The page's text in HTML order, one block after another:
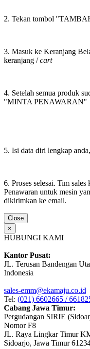
2. Tekan tombol
3. Masuk ke Keranjang
keranjang /cart
4. Setelah semua produk
"MINTA PENAWARAN"
5. Isi data diri lengkap
6. Proses selesai. Tim
Penawaran untuk mesin
dikirimkan ke email.
Close
×
HUBUNGI KAMI
Kantor Pusat:
JL. Terusan Bandengan
Indonesia
sales-emm@ekamaju.co.id
Tel: (021) 6602665 /
Cabang Jawa Timur:
Pergudangan SIRIE
Nomor F8
JL. Raya Lingkar Timur
Sidoarjo, Jawa Timur